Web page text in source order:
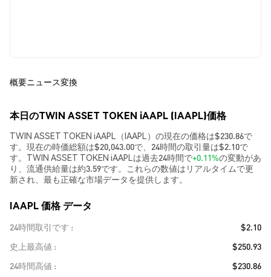
概要ニュース変換
本日のTWIN ASSET TOKEN iAAPL (IAAPL)価格
TWIN ASSET TOKEN iAAPL（IAAPL）の現在の価格は$230.86で
す。現在の時価総額は$20,043.00で、24時間の取引量は$2.10で
す。TWIN ASSET TOKEN iAAPLは過去24時間で+0.11%の変動があ
り、流通供給量は約3.59です。これらの数値はリアルタイムで更
新され、最も正確な市場データを提供します。
IAAPL 価格 データ
24時間取引です
$2.10
史上最高値
$250.93
24時間高値
$230.86